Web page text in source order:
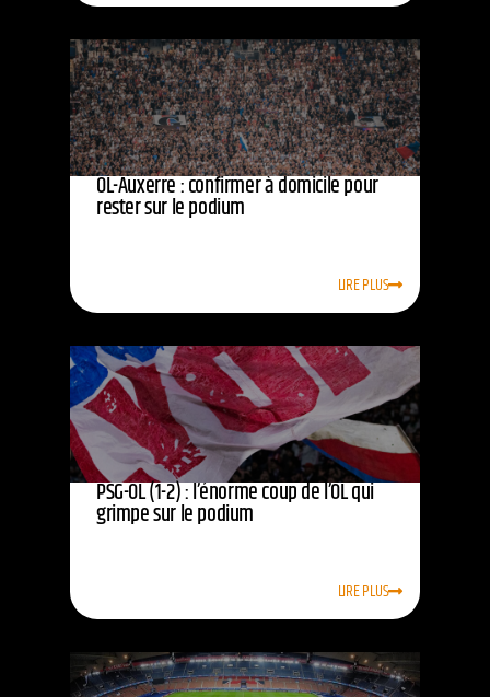
OL-Auxerre : confirmer à domicile pour
rester sur le podium
LIRE PLUS
PSG-OL (1-2) : l’énorme coup de l’OL qui
grimpe sur le podium
LIRE PLUS